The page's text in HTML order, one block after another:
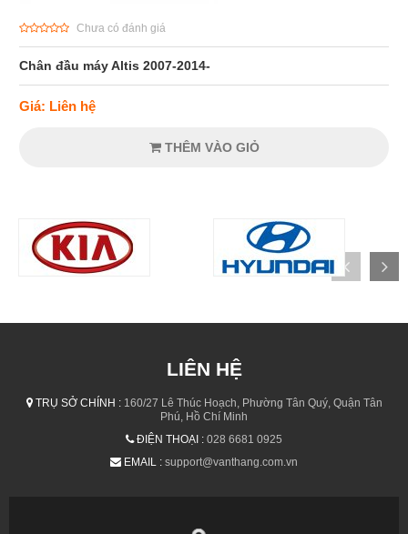
Chưa có đánh giá
Chân đầu máy Altis 2007-2014-
Giá: Liên hệ
THÊM VÀO GIỎ
LIÊN HỆ
TRỤ SỞ CHÍNH :160/27 Lê Thúc Hoạch, Phường Tân Quý, Quận Tân
Phú, Hồ Chí Minh
ĐIỆN THOẠI : 028 6681 0925
EMAIL : support@vanthang.com.vn